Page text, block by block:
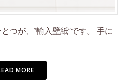
つが、”輸入壁紙”です。 手に
MORE